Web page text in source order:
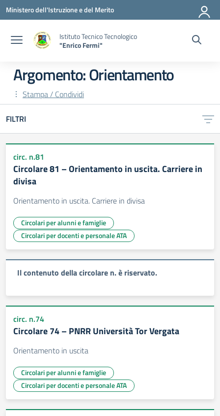
Vai ai contenuti
Vai al menu di navigazione
Vai al footer
Ministero dell'Istruzione e del Merito
Istituto Tecnico Tecnologico
"Enrico Fermi"
Argomento: Orientamento
Stampa / Condividi
FILTRI
circ. n.81
Circolare 81 – Orientamento in uscita. Carriere in
divisa
Orientamento in uscita. Carriere in divisa
Circolari per alunni e famiglie
Circolari per docenti e personale ATA
Il contenuto della circolare n. è riservato.
circ. n.74
Circolare 74 – PNRR Università Tor Vergata
Orientamento in uscita
Circolari per alunni e famiglie
Circolari per docenti e personale ATA